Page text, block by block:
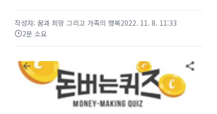
작성자: 꿈과 희망 그리고 가족의 행복2022. 11. 8. 11:33
2분 소요